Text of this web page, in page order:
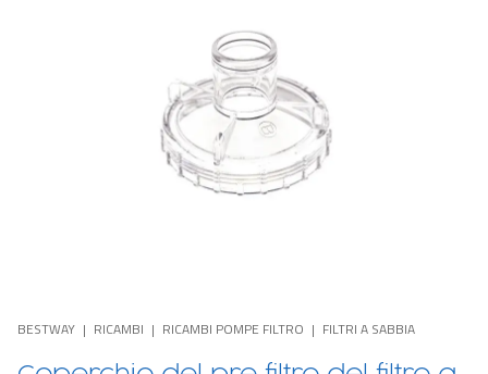
BESTWAY RICAMBI RICAMBI POMPE FILTRO FILTRI A SABBIA